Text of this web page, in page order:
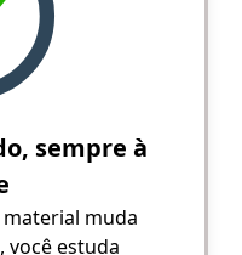
sempre à
muda
você estuda